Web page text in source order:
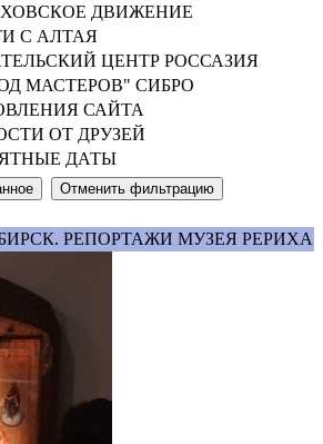
ДВИЖЕНИЕ
С АЛТАЯ
ЦЕНТР РОССАЗИЯ
МАСТЕРОВ" СИБРО
САЙТА
ОТ ДРУЗЕЙ
ДАТЫ
РЕПОРТАЖИ МУЗЕЯ РЕРИХА